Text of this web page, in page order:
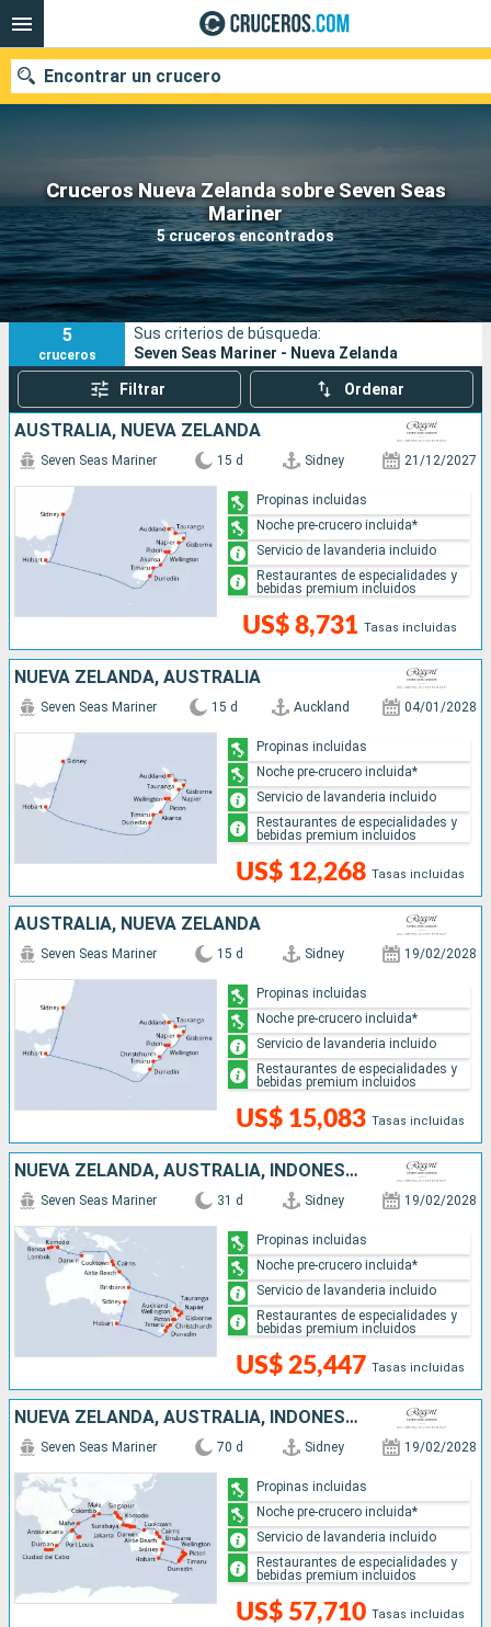
Cruceros Nueva Zelanda sobre Seven Seas
Mariner
5 cruceros encontrados
Encontrar un crucero
Nuestros destinos
Fecha de salida
Puertos Compañías
Buscar
5
cruceros
Sus criterios de búsqueda:
Seven Seas Mariner - Nueva Zelanda
Filtrar Ordenar
AUSTRALIA, NUEVA ZELANDA
Seven Seas Mariner 15 d Sidney 21/12/2027
US$ 8,731 Tasas incluidas
Propinas incluidas
Noche pre-crucero incluida*
Servicio de lavanderia incluido
Restaurantes de especialidades y
bebidas premium incluidos
NUEVA ZELANDA, AUSTRALIA
Seven Seas Mariner 15 d Auckland 04/01/2028
US$ 12,268 Tasas incluidas
Propinas incluidas
Noche pre-crucero incluida*
Servicio de lavanderia incluido
Restaurantes de especialidades y
bebidas premium incluidos
AUSTRALIA, NUEVA ZELANDA
Seven Seas Mariner 15 d Sidney 19/02/2028
US$ 15,083 Tasas incluidas
Propinas incluidas
Noche pre-crucero incluida*
Servicio de lavanderia incluido
Restaurantes de especialidades y
bebidas premium incluidos
NUEVA ZELANDA, AUSTRALIA, INDONESIA
Seven Seas Mariner 31 d Sidney 19/02/2028
US$ 25,447 Tasas incluidas
Propinas incluidas
Noche pre-crucero incluida*
Servicio de lavanderia incluido
Restaurantes de especialidades y
bebidas premium incluidos
NUEVA ZELANDA, AUSTRALIA, INDONESIA, SINGAPUR, MALASIA, TAILANDIA, SRI LANKA, MALDIVAS, SEYCHELLES, MAURICE, FRANCIA, MADAGASCAR, SUDAFRICA
Seven Seas Mariner 70 d Sidney 19/02/2028
US$ 57,710 Tasas incluidas
Propinas incluidas
Noche pre-crucero incluida*
Servicio de lavanderia incluido
Restaurantes de especialidades y
bebidas premium incluidos